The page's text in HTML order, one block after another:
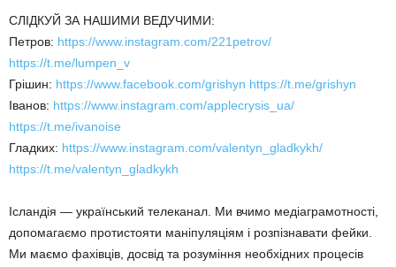
СЛІДКУЙ ЗА НАШИМИ ВЕДУЧИМИ:
Петров: https://www.instagram.com/221petrov/
https://t.me/lumpen_v
Грішин: https://www.facebook.com/grishyn https://t.me/grishyn
Іванов: https://www.instagram.com/applecrysis_ua/
https://t.me/ivanoise
Гладких: https://www.instagram.com/valentyn_gladkykh/
https://t.me/valentyn_gladkykh
Ісландія — український телеканал. Ми вчимо медіаграмотності,
допомагаємо протистояти маніпуляціям і розпізнавати фейки.
Ми маємо фахівців, досвід та розуміння необхідних процесів